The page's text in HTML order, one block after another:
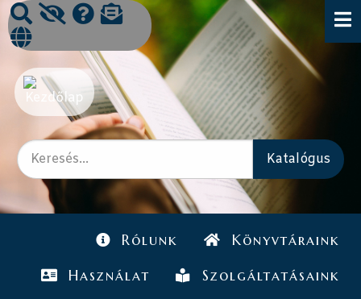
Rólunk Könyvtáraink
Használat Szolgáltatásaink